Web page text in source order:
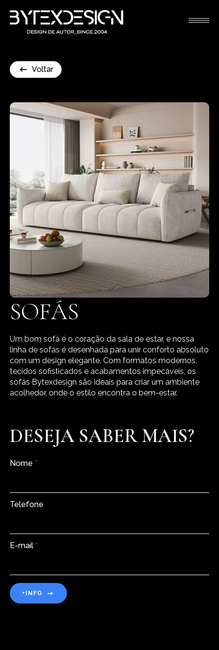
Voltar
SOFÁS
Um bom sofá é o coração da sala de estar, e nossa
linha de sofás é desenhada para unir conforto absoluto
com um design elegante. Com formatos modernos,
tecidos sofisticados e acabamentos impecáveis, os
sofás Bytexdesign são ideais para criar um ambiente
acolhedor, onde o estilo encontra o bem-estar.
DESEJA SABER MAIS?
Nome *
Telefone
E-mail *
+INFO